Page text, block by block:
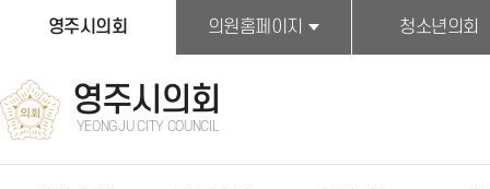
영주시의회 의원홈페이지 청소년의회
영주시의회
YEONGJU CITY COUNCIL